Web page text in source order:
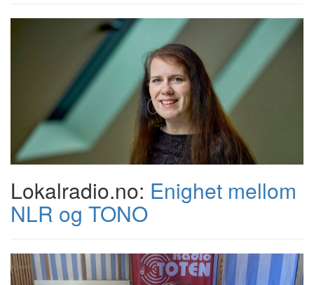
Lokalradio.no: Enighet mellom
NLR og TONO